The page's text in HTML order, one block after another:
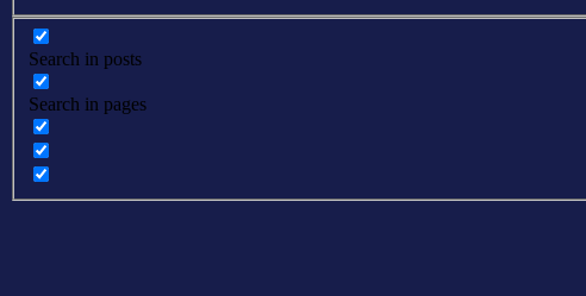
Search in posts
Search in pages